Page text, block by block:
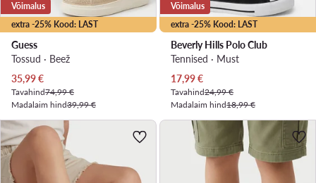
extra -25% Kood: LAST
Võimalus
Guess
Tossud · Beež
Praegune hind
35,99€
Tavahind74,99 €
Madalaim hind39,99 €
extra -25% Kood: LAST
Võimalus
Beverly Hills Polo Club
Tennised · Must
Praegune hind
17,99€
Tavahind24,99 €
Madalaim hind18,99 €